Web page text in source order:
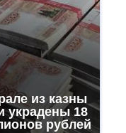
из казны
украдены 18
рублей